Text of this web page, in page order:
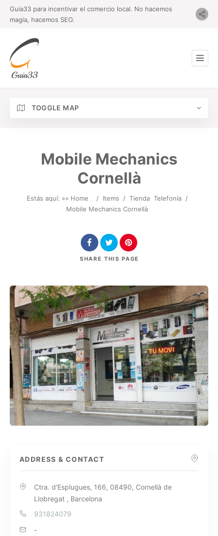
Guia33 para incentivar el comercio local. No hacemos
magia, hacemos SEO.
TOGGLE MAP
Mobile Mechanics
Cornellà
Estás aquí: »» Home / Items / Tienda Telefonía /
Mobile Mechanics Cornellà
SHARE THIS PAGE
ADDRESS & CONTACT
Ctra. d'Esplugues, 166, 08490, Cornellà de
Llobregat , Barcelona
931824079
-